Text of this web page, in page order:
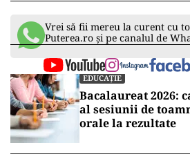
Vrei să fii mereu la curent cu
Puterea.ro și pe canalul de
EDUCAȚIE
Bacalaureat 2026:
al sesiunii de
orale la rezultate